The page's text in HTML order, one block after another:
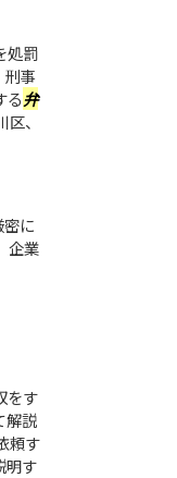
処罰
刑事
る弁
、
に
企業
をす
解説
頼す
明す